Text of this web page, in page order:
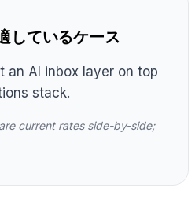
しているケース
an AI inbox layer on top
stack.
current rates side-by-side;